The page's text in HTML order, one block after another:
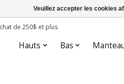
de 250$ et plus
Hauts Bas
Veuillez accepter les cookies